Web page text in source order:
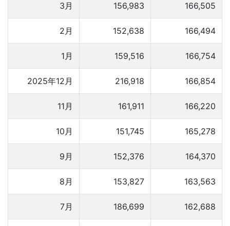
3月 156,983 166,505
2月 152,638 166,494
1月 159,516 166,754
2025年12月 216,918 166,854
11月 161,911 166,220
10月 151,745 165,278
9月 152,376 164,370
8月 153,827 163,563
7月 186,699 162,688